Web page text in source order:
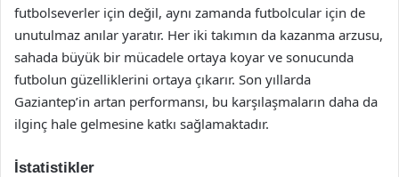
futbolseverler için değil, aynı zamanda futbolcular için de
unutulmaz anılar yaratır. Her iki takımın da kazanma arzusu,
sahada büyük bir mücadele ortaya koyar ve sonucunda
futbolun güzelliklerini ortaya çıkarır. Son yıllarda
Gaziantep’in artan performansı, bu karşılaşmaların daha da
ilginç hale gelmesine katkı sağlamaktadır.
İstatistikler